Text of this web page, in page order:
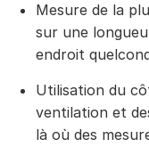
Mesure de la
sur une
endroit
Utilisation du
ventilation et
là où des